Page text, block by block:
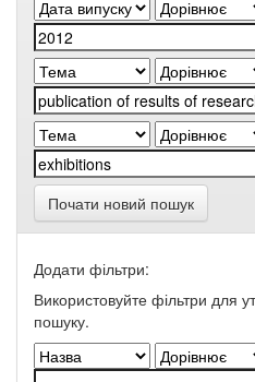
Почати новий пошук
Додати фільтри:
Використовуйте фільтри для
пошуку.